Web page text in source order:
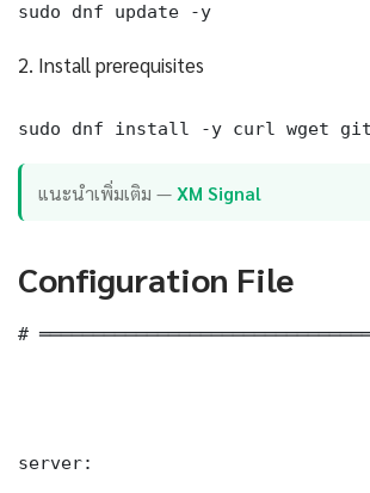
sudo dnf update -y
2. Install prerequisites
sudo dnf install -y curl wget
แนะนำเพิ่มเติม —XM Signal
Configuration File
#
server: